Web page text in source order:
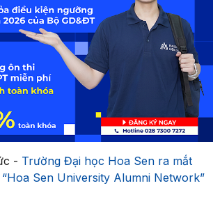
- Trường Đại học Hoa Sen ra mắt
Sen University Alumni Network”